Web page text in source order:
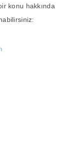
konu hakkında